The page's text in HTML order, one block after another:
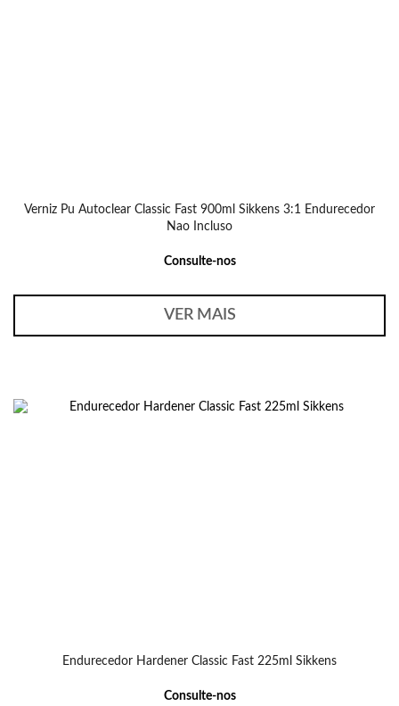
Verniz Pu Autoclear Classic Fast 900ml Sikkens 3:1 Endurecedor
Nao Incluso
Consulte-nos
VER MAIS
Endurecedor Hardener Classic Fast 225ml Sikkens
Consulte-nos